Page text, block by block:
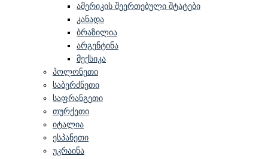
ამერიკის შეერთებული შტატები
კანადა
ბრაზილია
არგენტინა
მექსიკა
პოლონეთი
საბერძნეთი
საფრანგეთი
თურქეთი
იტალია
ესპანეთი
უკრაინა